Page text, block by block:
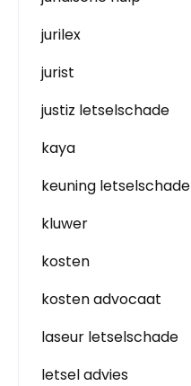
jurilex
jurist
justiz letselschade
kaya
keuning letselschade
kluwer
kosten
kosten advocaat
laseur letselschade
letsel advies